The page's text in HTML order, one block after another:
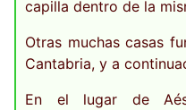
capilla dentro de la
Otras muchas casas
Cantabria, y a
En el lugar de